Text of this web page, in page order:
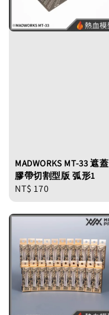
MADWORKS MT-33 遮蓋
膠帶切割型版 弧形1
Regular
NT$ 170